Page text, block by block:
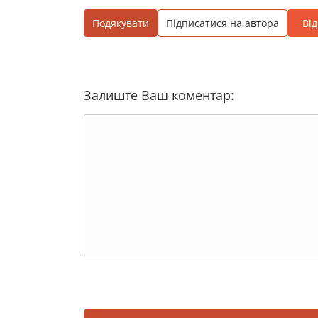
Подякувати Підписатися на автора
Залиште Ваш коментар: